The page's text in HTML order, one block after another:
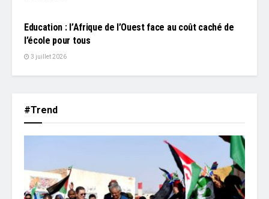
Education : l’Afrique de l’Ouest face au coût caché de
l’école pour tous
3 juillet 2026
#Trend